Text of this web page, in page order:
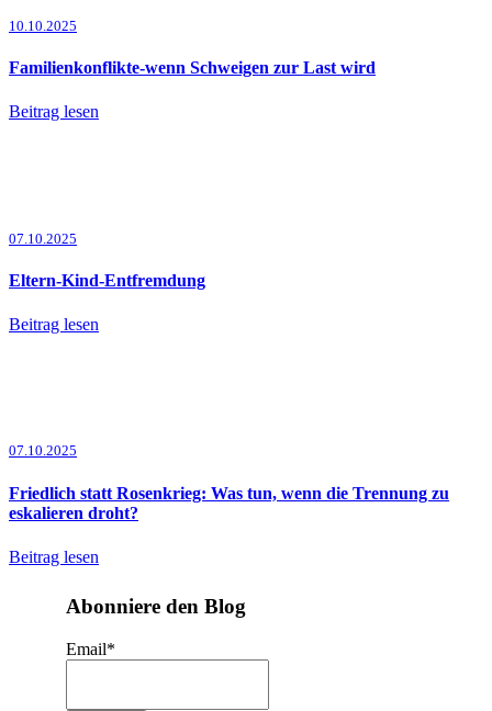
10.10.2025
Familienkonflikte-wenn Schweigen zur Last wird
Beitrag lesen
07.10.2025
Eltern-Kind-Entfremdung
Beitrag lesen
07.10.2025
Friedlich statt Rosenkrieg: Was tun, wenn die Trennung zu
eskalieren droht?
Beitrag lesen
Abonniere den Blog
Email*